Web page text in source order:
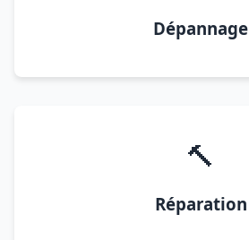
Dépannage
🔨
Réparation